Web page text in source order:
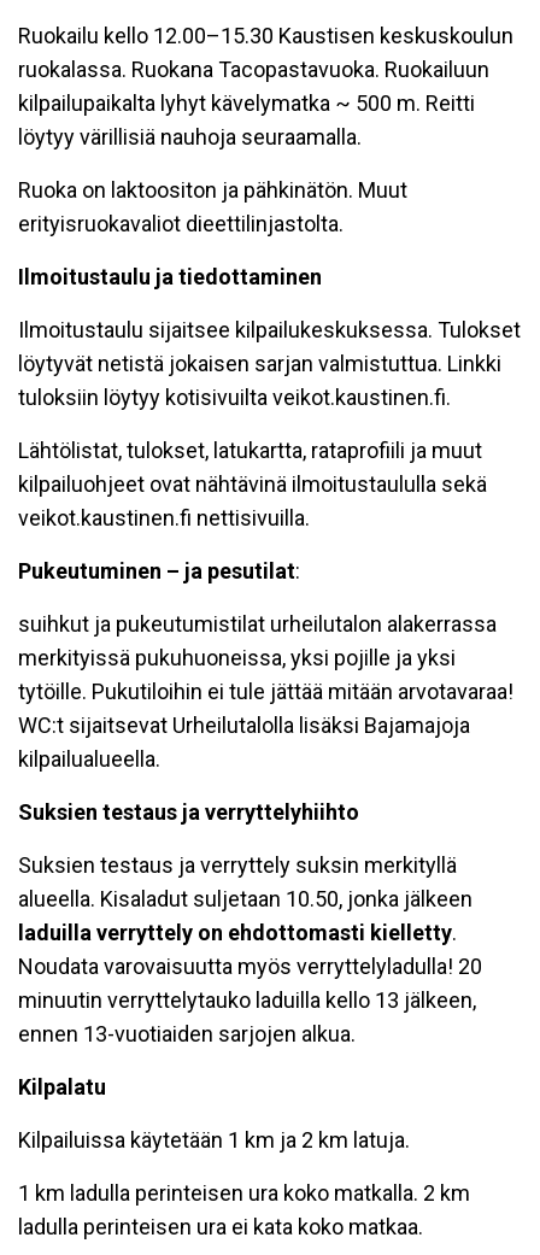
Ruokailu kello 12.00–15.30 Kaustisen keskuskoulun
ruokalassa. Ruokana Tacopastavuoka. Ruokailuun
kilpailupaikalta lyhyt kävelymatka ~ 500 m. Reitti
löytyy värillisiä nauhoja seuraamalla.
Ruoka on laktoositon ja pähkinätön. Muut
erityisruokavaliot dieettilinjastolta.
Ilmoitustaulu ja tiedottaminen
Ilmoitustaulu sijaitsee kilpailukeskuksessa. Tulokset
löytyvät netistä jokaisen sarjan valmistuttua. Linkki
tuloksiin löytyy kotisivuilta veikot.kaustinen.fi.
Lähtölistat, tulokset, latukartta, rataprofiili ja muut
kilpailuohjeet ovat nähtävinä ilmoitustaululla sekä
veikot.kaustinen.fi nettisivuilla.
Pukeutuminen – ja pesutilat:
suihkut ja pukeutumistilat urheilutalon alakerrassa
merkityissä pukuhuoneissa, yksi pojille ja yksi
tytöille. Pukutiloihin ei tule jättää mitään arvotavaraa!
WC:t sijaitsevat Urheilutalolla lisäksi Bajamajoja
kilpailualueella.
Suksien testaus ja verryttelyhiihto
Suksien testaus ja verryttely suksin merkityllä
alueella. Kisaladut suljetaan 10.50, jonka jälkeen
laduilla verryttely on ehdottomasti kielletty.
Noudata varovaisuutta myös verryttelyladulla! 20
minuutin verryttelytauko laduilla kello 13 jälkeen,
ennen 13-vuotiaiden sarjojen alkua.
Kilpalatu
Kilpailuissa käytetään 1 km ja 2 km latuja.
1 km ladulla perinteisen ura koko matkalla. 2 km
ladulla perinteisen ura ei kata koko matkaa.